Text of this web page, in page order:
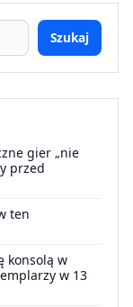
Szukaj
gier „nie
przed
ten
konsolą w
w 13